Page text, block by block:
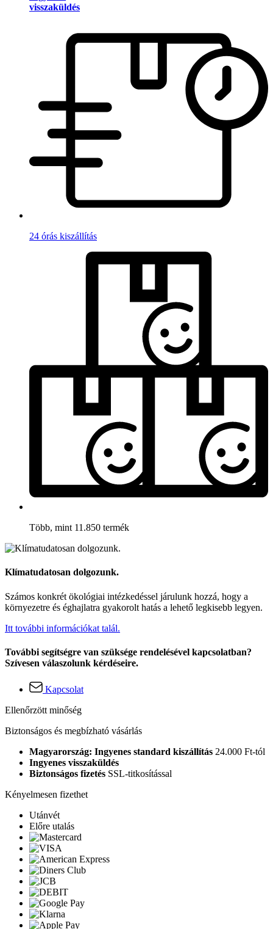
visszaküldés
24 órás kiszállítás
Több, mint 11.850 termék
Klímatudatosan dolgozunk.
Számos konkrét ökológiai intézkedéssel járulunk hozzá, hogy a
környezetre és éghajlatra gyakorolt hatás a lehető legkisebb legyen.
Itt további információkat talál.
További segítségre van szüksége rendelésével kapcsolatban?
Szívesen válaszolunk kérdéseire.
Kapcsolat
Ellenőrzött minőség
Biztonságos és megbízható vásárlás
Magyarország: Ingyenes standard kiszállítás 24.000 Ft-tól
Ingyenes visszaküldés
Biztonságos fizetés SSL-titkosítással
Kényelmesen fizethet
Utánvét
Előre utalás